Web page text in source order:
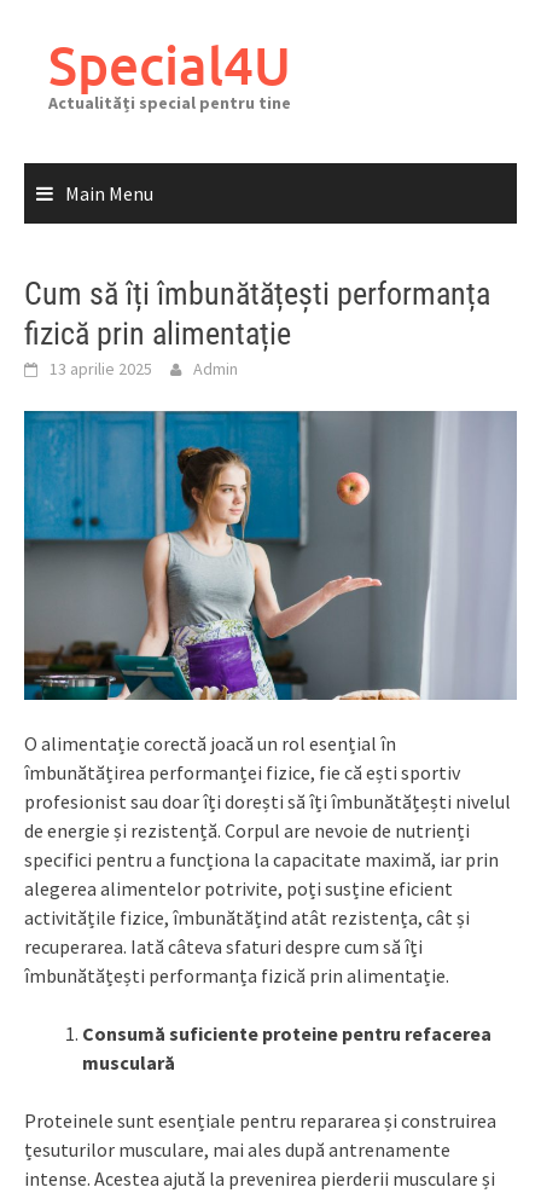
contentSpecial4U
Actualități special pentru tine
Main Menu
Cum să îți îmbunătățești performanța
fizică prin alimentație
13 aprilie 2025 Admin
O alimentație corectă joacă un rol esențial în
îmbunătățirea performanței fizice, fie că ești sportiv
profesionist sau doar îți dorești să îți îmbunătățești nivelul
de energie și rezistență. Corpul are nevoie de nutrienți
specifici pentru a funcționa la capacitate maximă, iar prin
alegerea alimentelor potrivite, poți susține eficient
activitățile fizice, îmbunătățind atât rezistența, cât și
recuperarea. Iată câteva sfaturi despre cum să îți
îmbunătățești performanța fizică prin alimentație.
Consumă suficiente proteine pentru refacerea
musculară
Proteinele sunt esențiale pentru repararea și construirea
țesuturilor musculare, mai ales după antrenamente
intense. Acestea ajută la prevenirea pierderii musculare și